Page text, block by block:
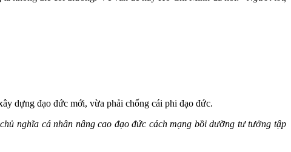
dựng đạo đức mới, vừa phải chống cái phi đạo đức.
nghĩa cá nhân nâng cao đạo đức cách mạng bồi dưỡng tư tưởng tập